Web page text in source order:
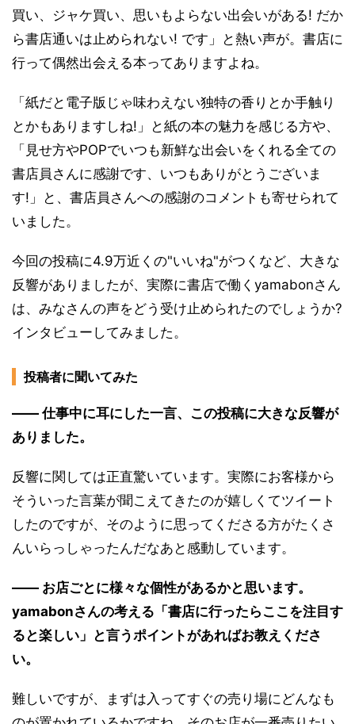
買い、ジャケ買い、思いもよらない出会いがある! だか
ら書店通いは止められない! です」と熱い声が。書店に
行って偶然出会える本ってありますよね。
「紙だと電子版じゃ味わえない独特の香りとか手触り
とかもありますしね!」と紙の本の魅力を感じる方や、
「見せ方やPOPでいつも新鮮な出会いをくれる全ての
書店員さんに感謝です、いつもありがとうございま
す!」と、書店員さんへの感謝のコメントも寄せられて
いました。
今回の投稿に4.9万近くの"いいね"がつくなど、大きな
反響がありましたが、実際に書店で働くyamabonさん
は、みなさんの声をどう受け止められたのでしょうか?
インタビューしてみました。
投稿者に聞いてみた
―― 仕事中に耳にした一言、この投稿に大きな反響が
ありました。
反響に関しては正直驚いています。実際にお客様から
そういった言葉が聞こえてきたのが嬉しくてツイート
したのですが、そのように思ってくださる方がたくさ
んいらっしゃったんだなあと感動しています。
―― お店ごとに様々な個性があるかと思います。
yamabonさんの考える「書店に行ったらここを注目す
ると楽しい」と言うポイントがあればお教えくださ
い。
難しいですが、まずは入ってすぐの売り場にどんなも